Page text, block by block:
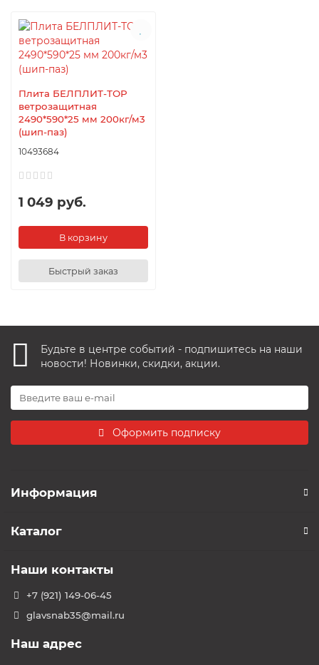
Плита БЕЛПЛИТ-ТОР
ветрозащитная
2490*590*25 мм 200кг/м3
(шип-паз)
10493684
1 049 руб.
В корзину
Быстрый заказ
Будьте в центре событий - подпишитесь на наши
новости! Новинки, скидки, акции.
Оформить подписку
Информация
Каталог
Наши контакты
+7 (921) 149-06-45
glavsnab35@mail.ru
Наш адрес